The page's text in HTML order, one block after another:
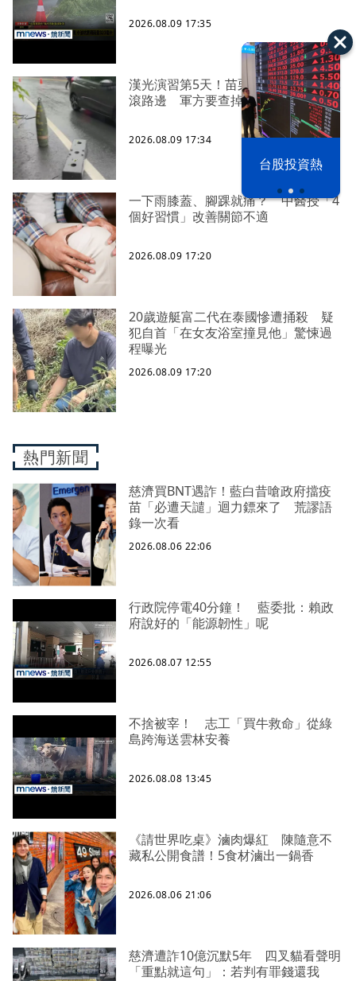
台股投資熱
2026.08.09 17:35
漢光演習第5天！苗栗台13線驚見砲彈
滾路邊 軍方要查掉落原因
2026.08.09 17:34
一下雨膝蓋、腳踝就痛？ 中醫授「4
個好習慣」改善關節不適
2026.08.09 17:20
20歲遊艇富二代在泰國慘遭捅殺 疑
犯自首「在女友浴室撞見他」驚悚過
程曝光
2026.08.09 17:20
熱門新聞
慈濟買BNT遇詐！藍白昔嗆政府擋疫
苗「必遭天譴」迴力鏢來了 荒謬語
錄一次看
2026.08.06 22:06
行政院停電40分鐘！ 藍委批：賴政
府說好的「能源韌性」呢
2026.08.07 12:55
不捨被宰！ 志工「買牛救命」從綠
島跨海送雲林安養
2026.08.08 13:45
《請世界吃桌》滷肉爆紅 陳隨意不
藏私公開食譜！5食材滷出一鍋香
2026.08.06 21:06
慈濟遭詐10億沉默5年 四叉貓看聲明
「重點就這句」：若判有罪錢還我